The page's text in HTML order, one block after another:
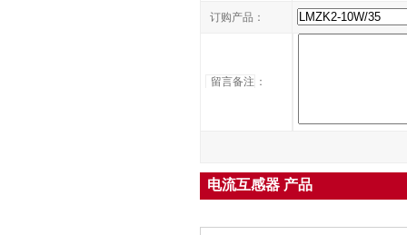
订购产品：
留言备注 ：
电流互感器 产品